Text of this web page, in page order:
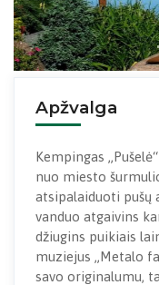
Apžvalga
Kempingas
nuo miesto
atsipalaiduoti pušų
vanduo atgaivins
džiugins puikiais
muziejus „Metalo
savo originalumu,